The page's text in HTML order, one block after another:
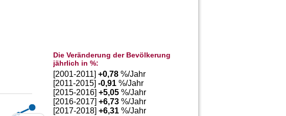
Die Veränderung der Bevölkerung
jährlich in %:
[2001-2011]+0,78 %/Jahr
[2011-2015]-0,91 %/Jahr
[2015-2016]+5,05 %/Jahr
[2016-2017]+6,73 %/Jahr
[2017-2018]+6,31 %/Jahr